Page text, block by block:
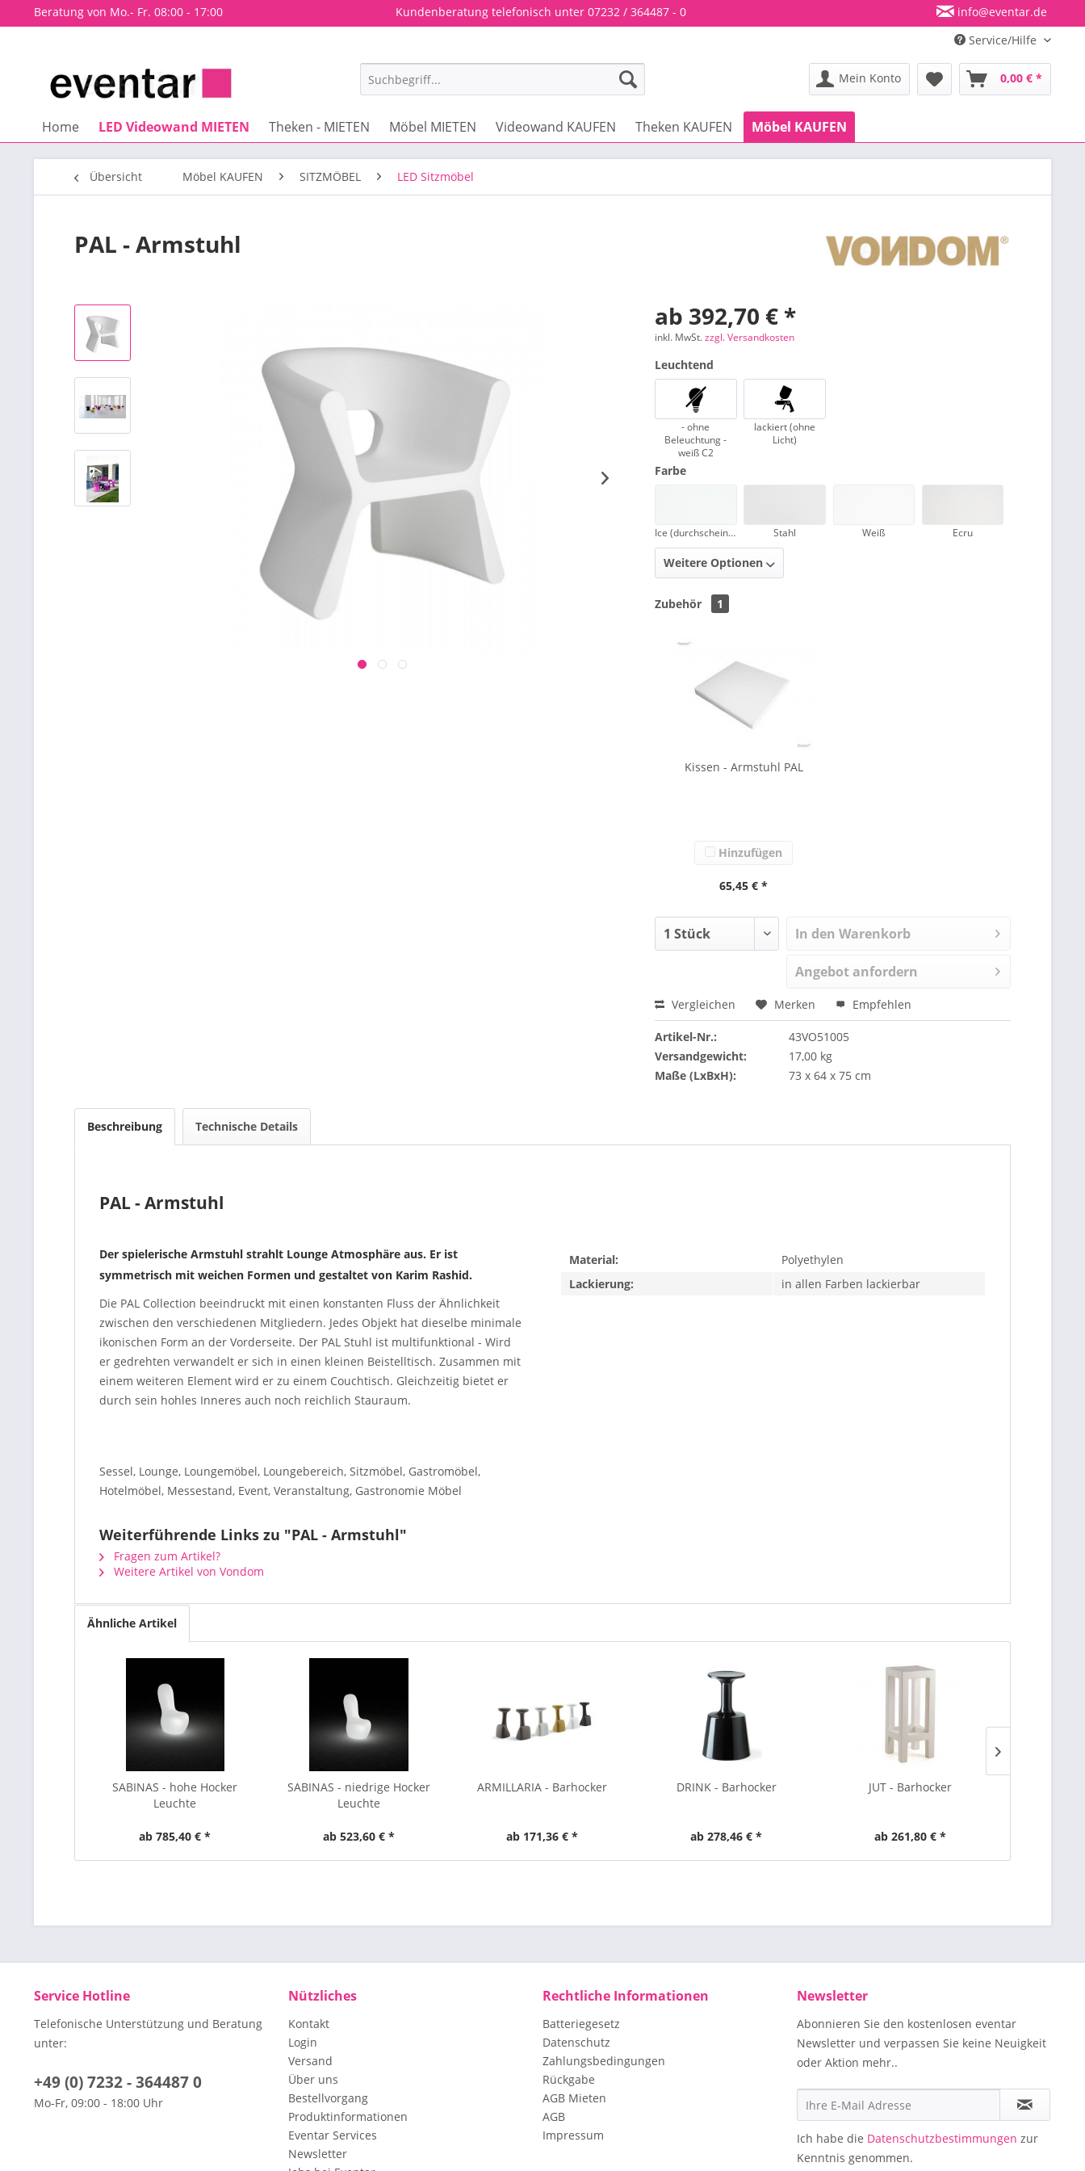
Beratung von Mo.- Fr. 08:00 - 17:00 Kundenberatung telefonisch unter 07232 / 364487 - 0
info@eventar.de
Service/Hilfe
Mein Konto 0,00 € *
Home LED Videowand MIETEN Theken - MIETEN Möbel MIETEN Videowand KAUFEN Theken KAUFEN Möbel KAUFEN
Übersicht Möbel KAUFEN SITZMÖBEL LED Sitzmöbel
PAL - Armstuhl
ab 392,70 € *
inkl. MwSt.zzgl. Versandkosten
Leuchtend
- ohne
Beleuchtung -
weiß C2
lackiert (ohne
Licht)
Farbe
Ice (durchscheinend) Stahl Weiß Ecru
Weitere Optionen
Zubehör 1
Kissen - Armstuhl PAL
Hinzufügen
65,45 € *
In den Warenkorb
Angebot anfordern
Vergleichen Merken Empfehlen
Artikel-Nr.:
43VO51005
Versandgewicht:
17,00 kg
Maße (LxBxH):
73 x 64 x 75 cm
Beschreibung Technische Details
PAL - Armstuhl
Der spielerische Armstuhl strahlt Lounge Atmosphäre aus. Er ist
symmetrisch mit weichen Formen und gestaltet von Karim Rashid.
Die PAL Collection beeindruckt mit einen konstanten Fluss der Ähnlichkeit
zwischen den verschiedenen Mitgliedern. Jedes Objekt hat dieselbe minimale
ikonischen Form an der Vorderseite. Der PAL Stuhl ist multifunktional - Wird
er gedrehten verwandelt er sich in einen kleinen Beistelltisch. Zusammen mit
einem weiteren Element wird er zu einem Couchtisch. Gleichzeitig bietet er
durch sein hohles Inneres auch noch reichlich Stauraum.
Sessel, Lounge, Loungemöbel, Loungebereich, Sitzmöbel, Gastromöbel,
Hotelmöbel, Messestand, Event, Veranstaltung, Gastronomie Möbel
Material:
Polyethylen
Lackierung:
in allen Farben lackierbar
Weiterführende Links zu "PAL - Armstuhl"
Fragen zum Artikel?
Weitere Artikel von Vondom
Ähnliche Artikel
SABINAS - hohe Hocker
Leuchte
ab 785,40 € *
SABINAS - niedrige Hocker
Leuchte
ab 523,60 € *
ARMILLARIA - Barhocker
ab 171,36 € *
DRINK - Barhocker
ab 278,46 € *
JUT - Barhocker
ab 261,80 € *
Service Hotline
Telefonische Unterstützung und Beratung
unter:
+49 (0) 7232 - 364487 0
Mo-Fr, 09:00 - 18:00 Uhr
Nützliches
Kontakt
Login
Versand
Über uns
Bestellvorgang
Produktinformationen
Eventar Services
Newsletter
Rechtliche Informationen
Batteriegesetz
Datenschutz
Zahlungsbedingungen
Rückgabe
AGB Mieten
AGB
Impressum
Newsletter
Abonnieren Sie den kostenlosen eventar
Newsletter und verpassen Sie keine Neuigkeit
oder Aktion mehr..
Ich habe die Datenschutzbestimmungen zur
Kenntnis genommen.